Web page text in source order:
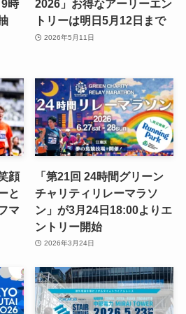
時
2026」お得なアーリーエン
トリーは明日5月12日まで
2026年5月11日
顔
と
マ
「第21回 24時間グリーン
チャリティリレーマラソ
ン」が3月24日18:00よりエ
ントリー開始
2026年3月24日